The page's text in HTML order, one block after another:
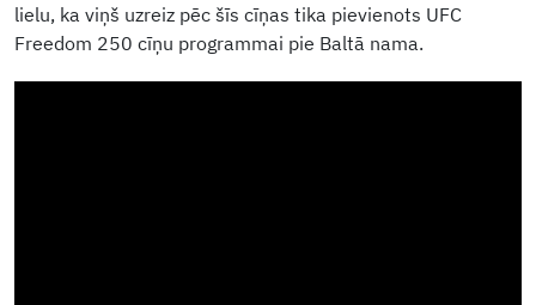
lielu, ka viņš uzreiz pēc šīs cīņas tika pievienots UFC
Freedom 250 cīņu programmai pie Baltā nama.